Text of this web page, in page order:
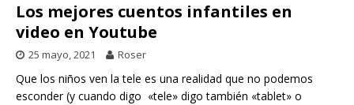
Los mejores cuentos infantiles en
video en Youtube
25 mayo, 2021 Roser
Que los niños ven la tele es una realidad que no podemos
esconder (y cuando digo «tele» digo también «tablet» o